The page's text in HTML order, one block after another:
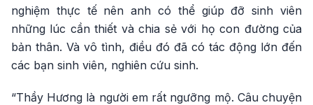
nghiệm thực tế nên anh có thể giúp đỡ sinh viên
những lúc cần thiết và chia sẻ với họ con đường của
bản thân. Và vô tình, điều đó đã có tác động lớn đến
các bạn sinh viên, nghiên cứu sinh.
“Thầy Hương là người em rất ngưỡng mộ. Câu chuyện